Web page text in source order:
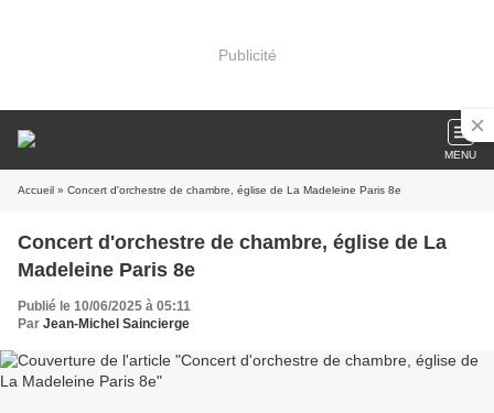
Publicité
MENU
Accueil » Concert d'orchestre de chambre, église de La Madeleine Paris 8e
Concert d'orchestre de chambre, église de La
Madeleine Paris 8e
Publié le 10/06/2025 à 05:11
Par Jean-Michel Saincierge